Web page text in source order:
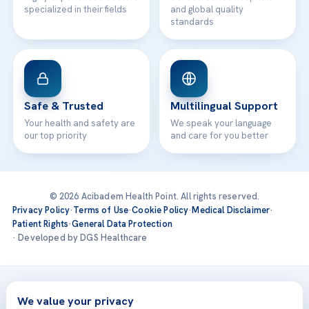
specialized in their fields
and global quality
standards
Safe & Trusted
Your health and safety are
our top priority
Multilingual Support
We speak your language
and care for you better
© 2026 Acibadem Health Point. All rights reserved.
Privacy Policy·Terms of Use·Cookie Policy·Medical Disclaimer·
Patient Rights·General Data Protection
· Developed by DGS Healthcare
Treatments are delivered at our JCI-accredited hospitals —
Acıbadem International
We value your privacy